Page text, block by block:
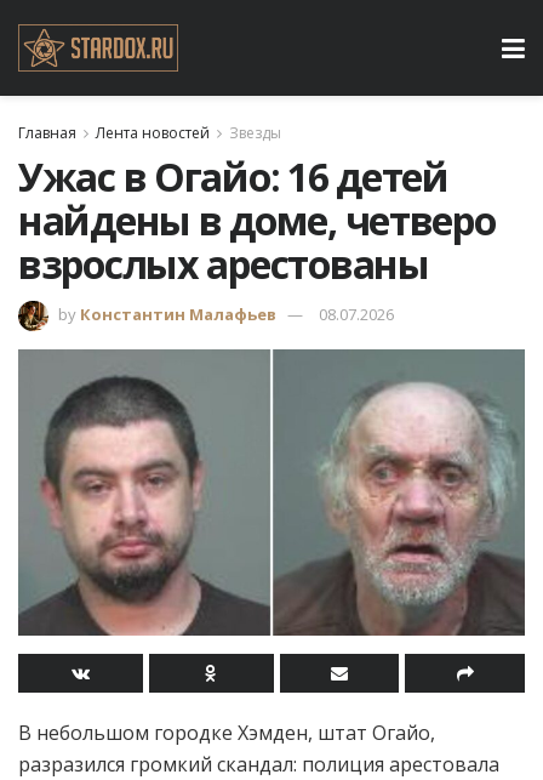
Главная Лента новостей Звезды
Ужас в Огайо: 16 детей
найдены в доме, четверо
взрослых арестованы
by Константин Малафьев 08.07.2026
В небольшом городке Хэмден, штат Огайо,
разразился громкий скандал: полиция арестовала